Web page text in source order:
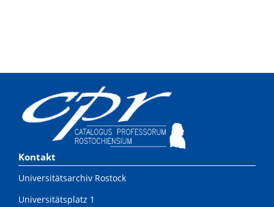
Kontakt
Universitätsarchiv Rostock
Universitätsplatz 1